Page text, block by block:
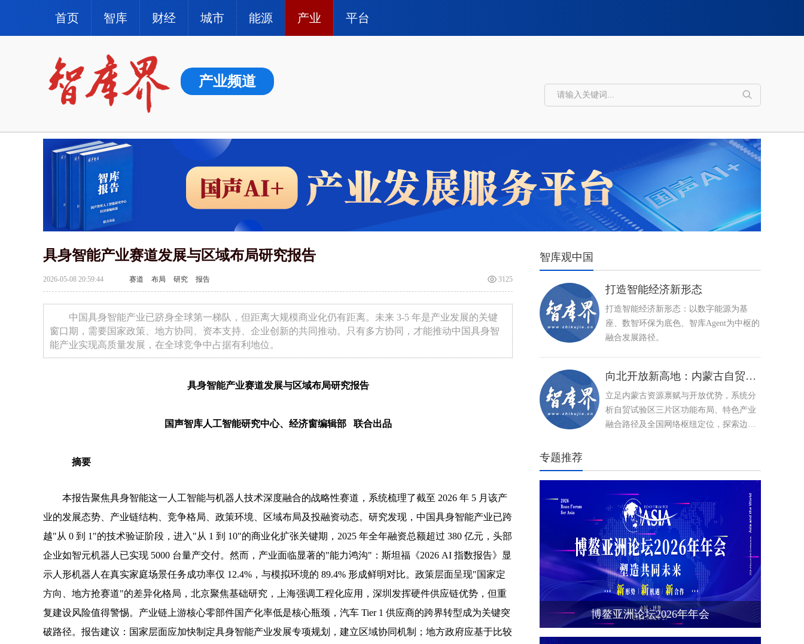
首页 智库 财经 城市 能源 产业 平台
产业频道
具身智能产业赛道发展与区域布局研究报告
2026-05-08 20:59:44 赛道 布局 研究 报告 3125
中国具身智能产业已跻身全球第一梯队，但距离大规模商业化仍有距离。未来 3-5 年是产业发展的关键
窗口期，需要国家政策、地方协同、资本支持、企业创新的共同推动。只有多方协同，才能推动中国具身智
能产业实现高质量发展，在全球竞争中占据有利地位。
具身智能产业赛道发展与区域布局研究报告
国声智库人工智能研究中心、经济窗编辑部 联合出品
摘要
本报告聚焦具身智能这一人工智能与机器人技术深度融合的战略性赛道，系统梳理了截至 2026 年 5 月该产
业的发展态势、产业链结构、竞争格局、政策环境、区域布局及投融资动态。研究发现，中国具身智能产业已跨
越"从 0 到 1"的技术验证阶段，进入"从 1 到 10"的商业化扩张关键期，2025 年全年融资总额超过 380 亿元，头部
企业如智元机器人已实现 5000 台量产交付。然而，产业面临显著的"能力鸿沟"：斯坦福《2026 AI 指数报告》显
示人形机器人在真实家庭场景任务成功率仅 12.4%，与模拟环境的 89.4% 形成鲜明对比。政策层面呈现"国家定
方向、地方抢赛道"的差异化格局，北京聚焦基础研究，上海强调工程化应用，深圳发挥硬件供应链优势，但重
复建设风险值得警惕。产业链上游核心零部件国产化率低是核心瓶颈，汽车 Tier 1 供应商的跨界转型成为关键突
破路径。报告建议：国家层面应加快制定具身智能产业发展专项规划，建立区域协同机制；地方政府应基于比较
智库观中国
打造智能经济新形态
打造智能经济新形态：以数字能源为基
座、数智环保为底色、智库Agent为中枢的
融合发展路径。
向北开放新高地：内蒙古自贸试验区建设与特色产业高质量发展路径
立足内蒙古资源禀赋与开放优势，系统分
析自贸试验区三片区功能布局、特色产业
融合路径及全国网络枢纽定位，探索边疆
专题推荐
博鳌亚洲论坛2026年年会